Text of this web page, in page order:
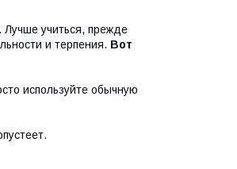
Лучше учиться, прежде
и терпения. Вот
используйте обычную